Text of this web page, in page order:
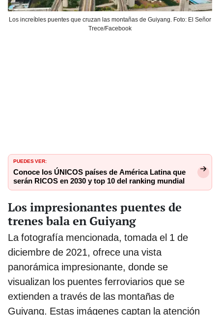
Los increíbles puentes que cruzan las montañas de Guiyang. Foto: El Señor
Trece/Facebook
PUEDES VER:
Conoce los ÚNICOS países de América Latina que
serán RICOS en 2030 y top 10 del ranking mundial
Los impresionantes puentes de
trenes bala en Guiyang
La fotografía mencionada, tomada el 1 de
diciembre de 2021, ofrece una vista
panorámica impresionante, donde se
visualizan los puentes ferroviarios que se
extienden a través de las montañas de
Guiyang. Estas imágenes captan la atención